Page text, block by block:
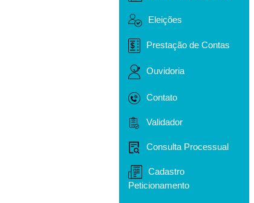
Eleições
Prestação de Contas
Ouvidoria
Contato
Validador
Consulta Processual
Cadastro
Peticionamento